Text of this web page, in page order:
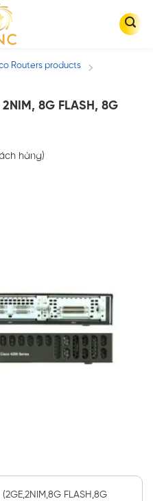
Routers products /
8G FLASH, 8G
hàng)
FLASH,8G